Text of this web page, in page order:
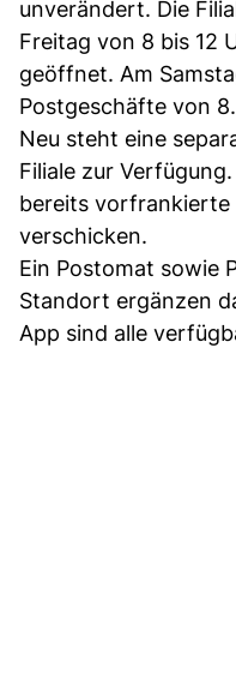
unverändert. Die
Freitag von 8 bis 12
geöffnet. Am
Postgeschäfte von
Neu steht eine
Filiale zur
bereits vorfrankierte
verschicken.
Ein Postomat sowie
Standort ergänzen
App sind alle